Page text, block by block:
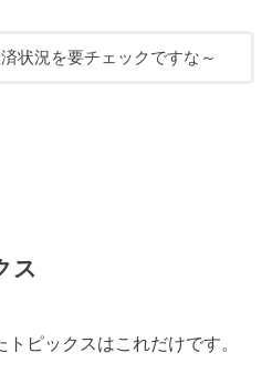
状況を要チェックですな～
ス
ピックスはこれだけです。